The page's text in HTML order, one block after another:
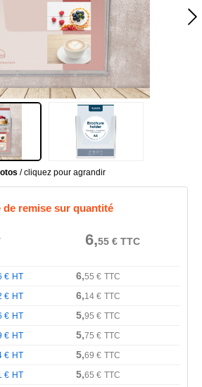
/ cliquez pour agrandir
de remise sur quantité
6,55€TTC
€ HT 6,55 € TTC
€ HT 6,14€ TTC
€ HT 5,95 € TTC
€ HT 5,75 € TTC
€ HT 5,69 € TTC
€ HT 5,65 € TTC